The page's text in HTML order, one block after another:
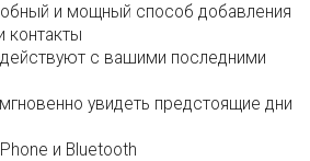
и мощный способ добавления
контакты
с вашими последними
увидеть предстоящие дни
и Bluetooth